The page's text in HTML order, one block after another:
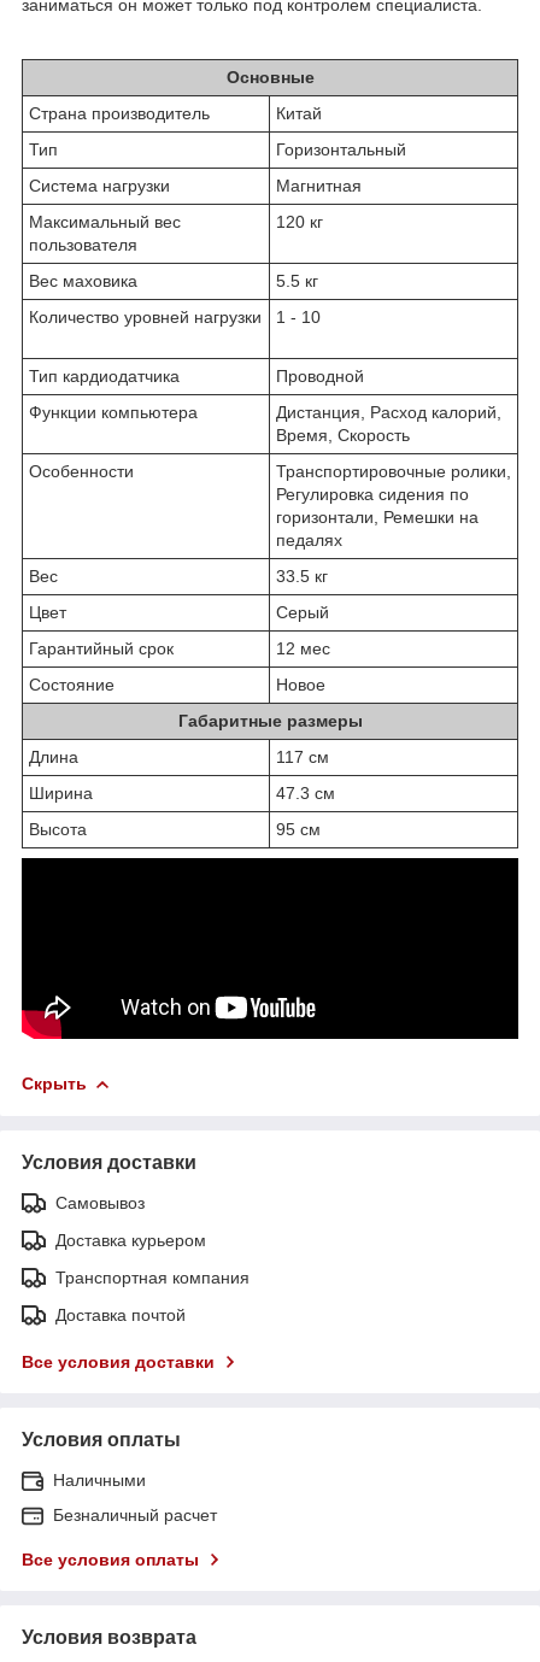
заниматься он может только под контролем специалиста.
Основные
Страна производитель
Китай
Тип
Горизонтальный
Система нагрузки
Магнитная
Максимальный вес
пользователя
120 кг
Вес маховика
5.5 кг
Количество уровней нагрузки
1 - 10
Тип кардиодатчика
Проводной
Функции компьютера
Дистанция, Расход калорий,
Время, Скорость
Особенности
Транспортировочные ролики,
Регулировка сидения по
горизонтали, Ремешки на
педалях
Вес
33.5 кг
Цвет
Серый
Гарантийный срок
12 мес
Состояние
Новое
Габаритные размеры
Длина
117 см
Ширина
47.3 см
Высота
95 см
Скрыть
Условия доставки
Самовывоз
Доставка курьером
Транспортная компания
Доставка почтой
Все условия доставки
Условия оплаты
Наличными
Безналичный расчет
Все условия оплаты
Условия возврата